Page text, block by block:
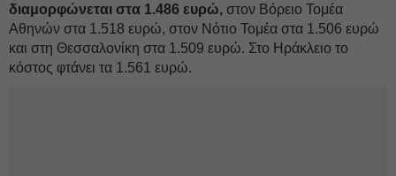
διαμορφώνεται στα 1.486 ευρώ, στον Βόρειο Τομέα
Αθηνών στα 1.518 ευρώ, στον Νότιο Τομέα στα 1.506 ευρώ
και στη Θεσσαλονίκη στα 1.509 ευρώ. Στο Ηράκλειο το
κόστος φτάνει τα 1.561 ευρώ.